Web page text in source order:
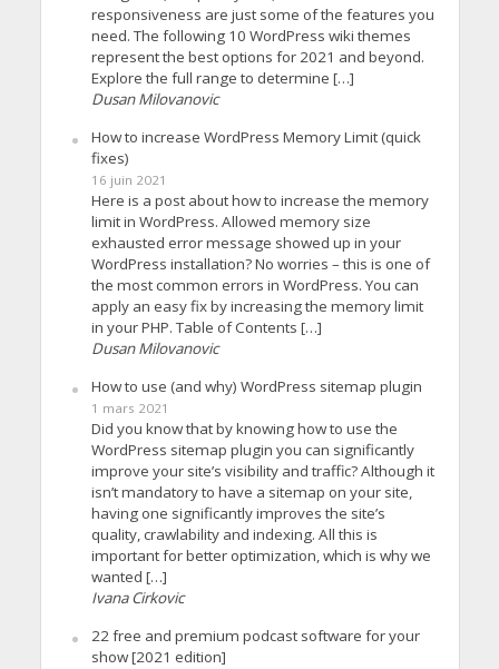
responsiveness are just some of the features you
need. The following 10 WordPress wiki themes
represent the best options for 2021 and beyond.
Explore the full range to determine […]
Dusan Milovanovic
How to increase WordPress Memory Limit (quick
fixes)
16 juin 2021
Here is a post about how to increase the memory
limit in WordPress. Allowed memory size
exhausted error message showed up in your
WordPress installation? No worries – this is one of
the most common errors in WordPress. You can
apply an easy fix by increasing the memory limit
in your PHP. Table of Contents […]
Dusan Milovanovic
How to use (and why) WordPress sitemap plugin
1 mars 2021
Did you know that by knowing how to use the
WordPress sitemap plugin you can significantly
improve your site’s visibility and traffic? Although it
isn’t mandatory to have a sitemap on your site,
having one significantly improves the site’s
quality, crawlability and indexing. All this is
important for better optimization, which is why we
wanted […]
Ivana Cirkovic
22 free and premium podcast software for your
show [2021 edition]